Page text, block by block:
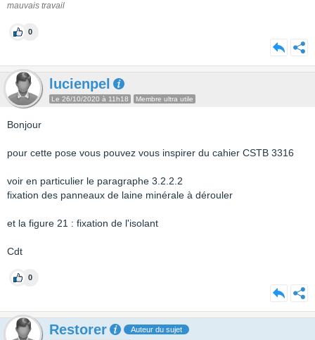
mauvais travail
0
lucienpel
Le 26/10/2020 à 11h18 Membre ultra utile
Bonjour
pour cette pose vous pouvez vous inspirer du cahier CSTB 3316
voir en particulier le paragraphe 3.2.2.2
fixation des panneaux de laine minérale à dérouler
et la figure 21 : fixation de l'isolant
Cdt
0
Restorer Auteur du sujet